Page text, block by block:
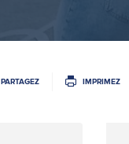
PARTAGEZ IMPRIMEZ